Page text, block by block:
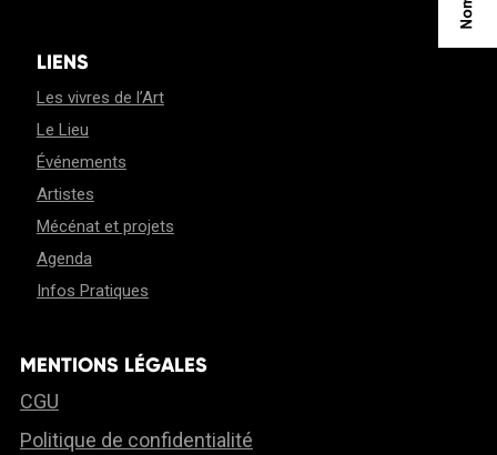
LIENS
Les vivres de l’Art
Le Lieu
Événements
Artistes
Mécénat et projets
Agenda
Infos Pratiques
MENTIONS LÉGALES
CGU
Politique de confidentialité